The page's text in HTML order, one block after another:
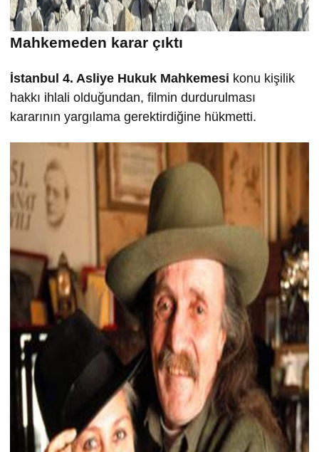
Mahkemeden karar çıktı
İstanbul 4. Asliye Hukuk Mahkemesi konu kişilik
hakkı ihlali olduğundan, filmin durdurulması
kararının yargılama gerektirdiğine hükmetti.